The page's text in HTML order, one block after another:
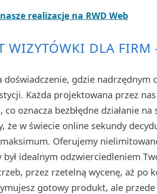
realizacje na RWD Web
WIZYTÓWKI DLA
doświadczenie, gdzie nadrzędnym
Każda projektowana przez
oznacza bezbłędne działanie
w świecie online sekundy
Oferujemy
idealnym odzwierciedleniem
przez rzetelną wycenę, aż po
gotowy produkt, ale